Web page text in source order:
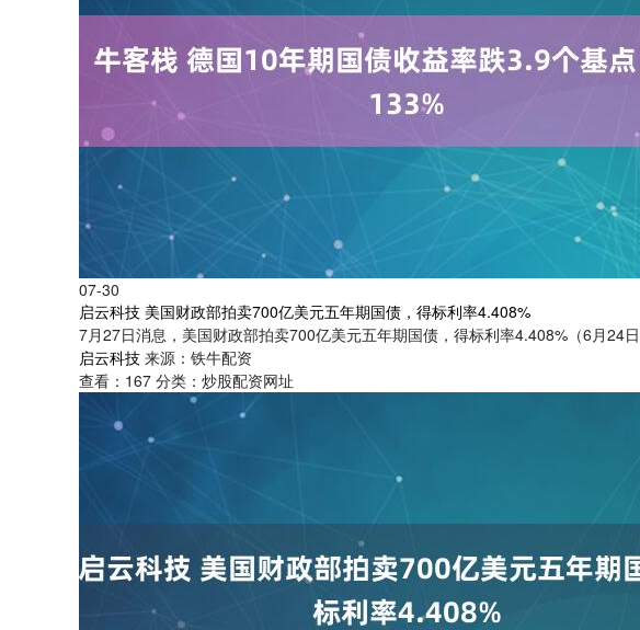
07-30
启云科技 美国财政部拍卖700亿美元五年期国债，得标利率4.408%
7月27日消息，美国财政部拍卖700亿美元五年期国债，得标利率4.408%（6月24
启云科技 来源：铁牛配资
查看： 167 分类： 炒股配资网址